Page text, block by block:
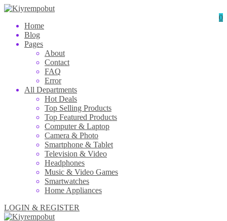
0
Home
Blog
Pages
About
Contact
FAQ
Error
All Departments
Hot Deals
Top Selling Products
Top Featured Products
Computer & Laptop
Camera & Photo
Smartphone & Tablet
Television & Video
Headphones
Music & Video Games
Smartwatches
Home Appliances
LOGIN & REGISTER